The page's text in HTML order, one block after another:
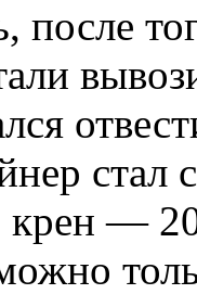
после
крен —